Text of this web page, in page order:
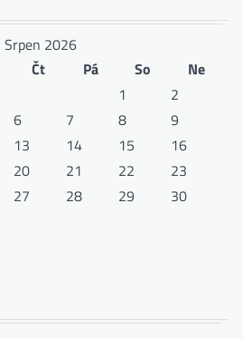
Srpen 2026
Čt Pá So
Ne
1
2
6 7 8
9
13 14 15
16
20 21 22
23
27 28 29
30